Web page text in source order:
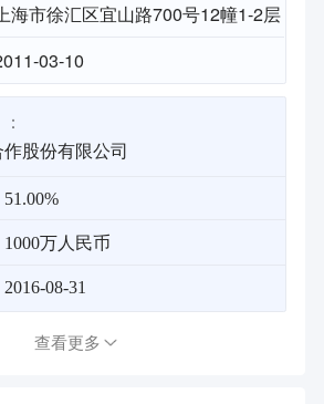
海市徐汇区宜山路700号12幢1-2层
03-10
股份有限公司
51.00%
1000万人民币
2016-08-31
查看更多